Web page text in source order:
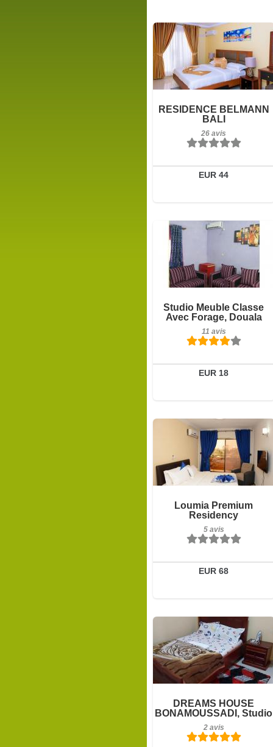
RESIDENCE BELMANN
BALI
26 avis
EUR 44
26 avis
Détails
Réserver
Studio Meuble Classe
Avec Forage, Douala
11 avis
EUR 18
Détails
Réserver
Loumia Premium
Residency
5 avis
EUR 68
5 avis
Détails
Réserver
DREAMS HOUSE
BONAMOUSSADI, Studio
2 avis
2 avis
Détails
Réserver